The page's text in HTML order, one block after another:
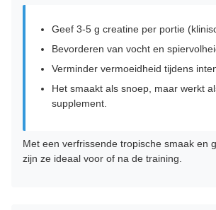
Geef 3-5 g creatine per portie
Bevorderen van vocht en
Verminder vermoeidheid tijdens
Het smaakt als snoep, maar werkt
supplement.
Met een verfrissende tropische smaak en
zijn ze ideaal voor of na de training.